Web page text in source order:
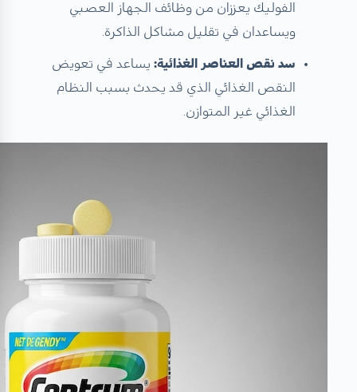
الفوليك يعززان من وظائف الجهاز العصبي
ويساعدان في تقليل مشاكل الذاكرة.
سد نقص العناصر الغذائية:يساعد في تعويض
النقص الغذائي الذي قد يحدث بسبب النظام
الغذائي غير المتوازن.